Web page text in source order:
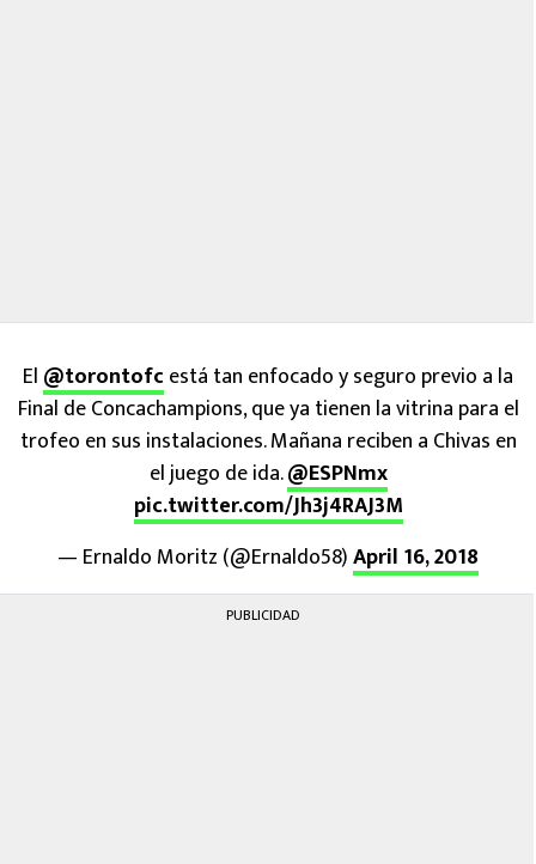
El @torontofc está tan enfocado y seguro previo a la
Final de Concachampions, que ya tienen la vitrina para el
trofeo en sus instalaciones. Mañana reciben a Chivas en
el juego de ida.@ESPNmx
pic.twitter.com/Jh3j4RAJ3M
— Ernaldo Moritz (@Ernaldo58)April 16, 2018
PUBLICIDAD